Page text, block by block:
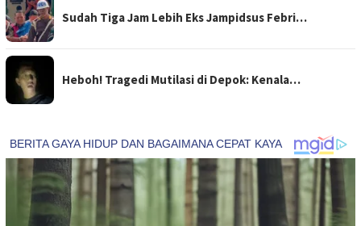
Sudah Tiga Jam Lebih Eks Jampidsus Febri…
Heboh! Tragedi Mutilasi di Depok: Kenala…